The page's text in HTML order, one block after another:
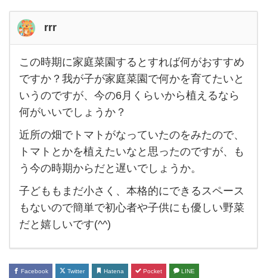
rrr
こ
の時
期に
家庭
菜園
す
る
と
す
れ
ば何
が
この時期に家庭菜園するとすれば何がおすすめ
ですか？我が子が家庭菜園で何かを育てたいと
いうのですが、今の6月くらいから植えるなら
何がいいでしょうか？
近所の畑でトマトがなっていたのをみたので、
トマトとかを植えたいなと思ったのですが、も
う今の時期からだと遅いでしょうか。
子どももまだ小さく、本格的にできるスペース
もないので簡単で初心者や子供にも優しい野菜
だと嬉しいです(^^)
Facebook Twitter Hatena Pocket LINE